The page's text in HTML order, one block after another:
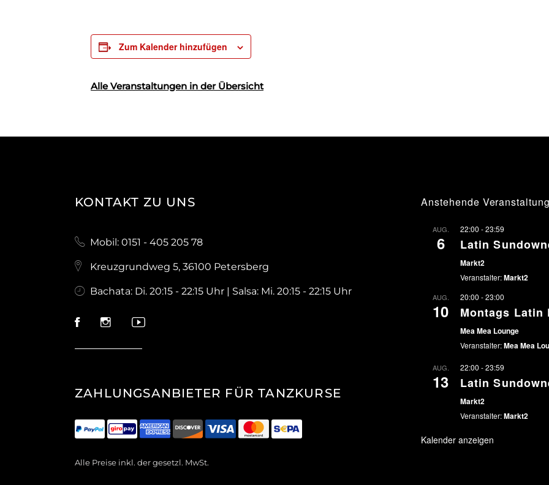
Zum Kalender hinzufügen
Alle Veranstaltungen in der Übersicht
KONTAKT ZU UNS
Mobil: 0151 - 405 205 78
Kreuzgrundweg 5, 36100 Petersberg
Bachata: Di. 20:15 - 22:15 Uhr | Salsa: Mi. 20:15 - 22:15 Uhr
ZAHLUNGSANBIETER FÜR TANZKURSE
Alle Preise inkl. der gesetzl. MwSt.
Anstehende
AUG.
6
22:00 -23:59
Latin
Markt2
Veranstalter:Markt2
AUG.
10
20:00 -23:00
Montags Latin
Mea Mea Lounge
Veranstalter:Mea Mea
AUG.
13
22:00 -23:59
Latin
Markt2
Veranstalter:Markt2
Kalender anzeigen